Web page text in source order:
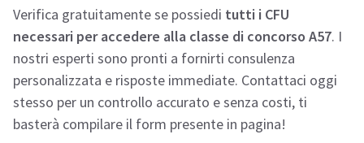
Verifica gratuitamente se possiedi tutti i CFU
necessari per accedere alla classe di concorso A57. I
nostri esperti sono pronti a fornirti consulenza
personalizzata e risposte immediate. Contattaci oggi
stesso per un controllo accurato e senza costi, ti
basterà compilare il form presente in pagina!